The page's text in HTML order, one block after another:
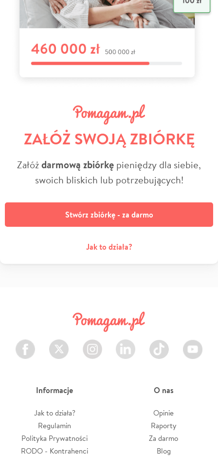
ZAŁÓŻ SWOJĄ ZBIÓRKĘ
Załóżdarmową zbiórkę pieniędzy dla siebie,
swoich bliskich lub potrzebujących!
Stwórz zbiórkę - za darmo
Jak to działa?
Facebook Twitter Instagram LinkedIn TikTok Youtube
Informacje
Jak to działa?
Regulamin
Polityka Prywatności
RODO - Kontrahenci
O nas
Opinie
Raporty
Za darmo
Blog